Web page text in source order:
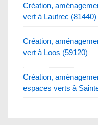
Création,
vert à Lautrec (81440)
Création,
vert à Loos (59120)
Création,
espaces verts à